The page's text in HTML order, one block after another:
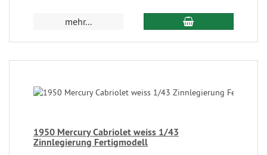
mehr...
1950 Mercury Cabriolet weiss 1/43
Zinnlegierung Fertigmodell